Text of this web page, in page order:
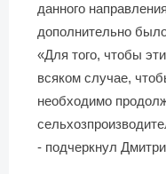
данного
дополнительно
«Для того, чтобы
всяком случае,
необходимо
- подчеркнул